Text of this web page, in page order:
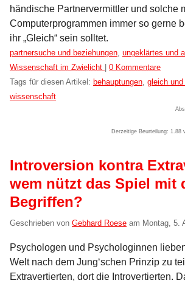
händische Partnervermittler und solche
Computerprogrammen immer so gerne
ihr „Gleich“ sein solltet.
Kategorien:
partnersuche und beziehungen ungeklärtes und
Wissenschaft im Zwielicht
0 Kommentare
Tags für diesen Artikel: behauptungen gleich
wissenschaft
Derzeitige Beurteilung: 1.88
Introversion kontra
wem nützt das Spiel mit
Begriffen?
Geschrieben von Gebhard Roese am Montag, 5.
Psychologen und Psychologinnen
Welt nach dem Jung‘schen Prinzip zu
Extravertierten, dort die Introvertierten.